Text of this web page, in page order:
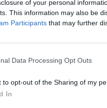
of your personal
This information may also be
Participants that may further
Data Processing Opt Outs
to opt-out of the Sharing of my
In